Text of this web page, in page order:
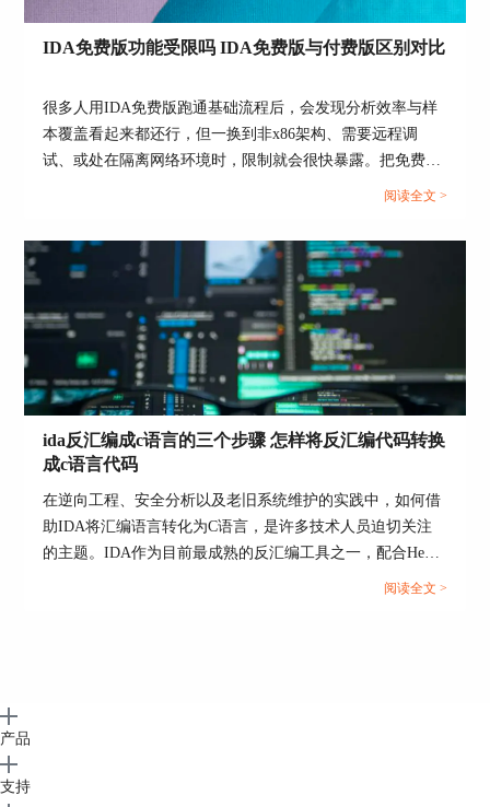
我们诚邀您访问IDA中文网站
（https://www.idapro.net.cn/），下载最新版本的
进。加入我们，一起探索逆向工程的新境界！
为了方便大家下载，我们打包了一套包含Windows
版本、Mac版本（Intel/ARM）和Linux版本的 IDA
【下载完整资料】按钮根
IDA免费版功能受限吗 IDA免费版与付费版区别对比
很多人用IDA免费版跑通基础流程后，会发现分析效率与样
本覆盖看起来都还行，但一换到非x86架构、需要远程调
试、或处在隔离网络环境时，限制就会很快暴露。把免费版
的边界、Home与Pro的差异拆开看清楚，能避免盲目升级，
阅读全文 >
ida反汇编成c语言的三个步骤 怎样将反汇编代码转换
成c语言代码
在逆向工程、安全分析以及老旧系统维护的实践中，如何借
助IDA将汇编语言转化为C语言，是许多技术人员迫切关注
的主题。IDA作为目前最成熟的反汇编工具之一，配合Hex-
Rays Decompiler插件，可以将目标二进制程序自动生成接近
阅读全文 >
产品
支持